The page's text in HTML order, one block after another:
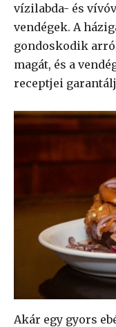
vízilabda- és
vendégek. A
gondoskodik
magát, és a
receptjei
Akár egy gyors